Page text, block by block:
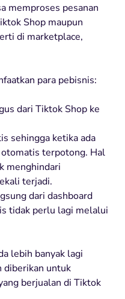
memproses pesanan
Shop maupun
di marketplace,
para pebisnis:
dari Tiktok Shop ke
sehingga ketika ada
otomatis terpotong. Hal
menghindari
terjadi.
dari dashboard
tidak perlu lagi melalui
lebih banyak lagi
diberikan untuk
berjualan di Tiktok